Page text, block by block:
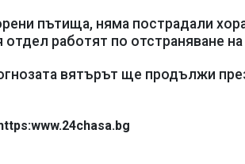
пътища, няма пострадали
работят по отстраняване
вятърът ще продължи
https:www.24chasa.bg